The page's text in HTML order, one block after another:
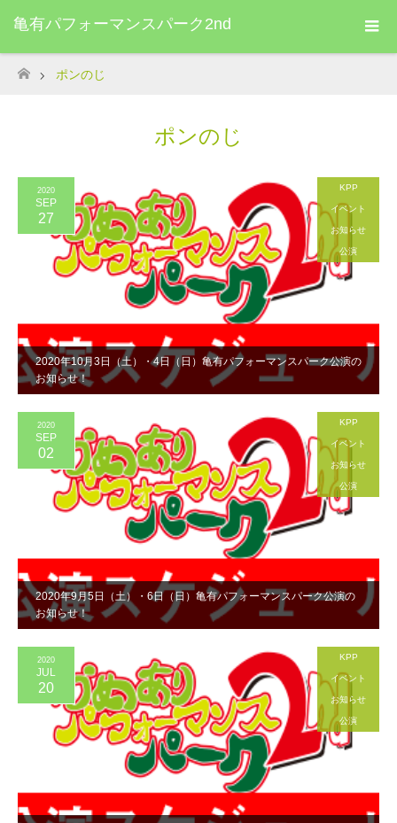
亀有パフォーマンスパーク2nd
ホーム
ポンのじ
ポンのじ
2020年10月3日（土）・4日（日）亀有パフォーマンスパーク公演の
お知らせ！
2020
SEP
27
KPP
イベント
お知らせ
公演
2020年9月5日（土）・6日（日）亀有パフォーマンスパーク公演の
お知らせ！
2020
SEP
02
KPP
イベント
お知らせ
公演
2020
JUL
20
KPP
イベント
お知らせ
公演